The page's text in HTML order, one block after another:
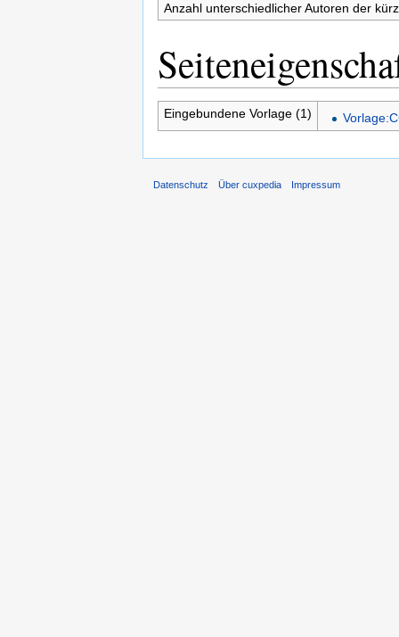
Anzahl unterschiedlicher Autoren der
Eingebundene Vorlage (1)
Datenschutz Über cuxpedia Impressum